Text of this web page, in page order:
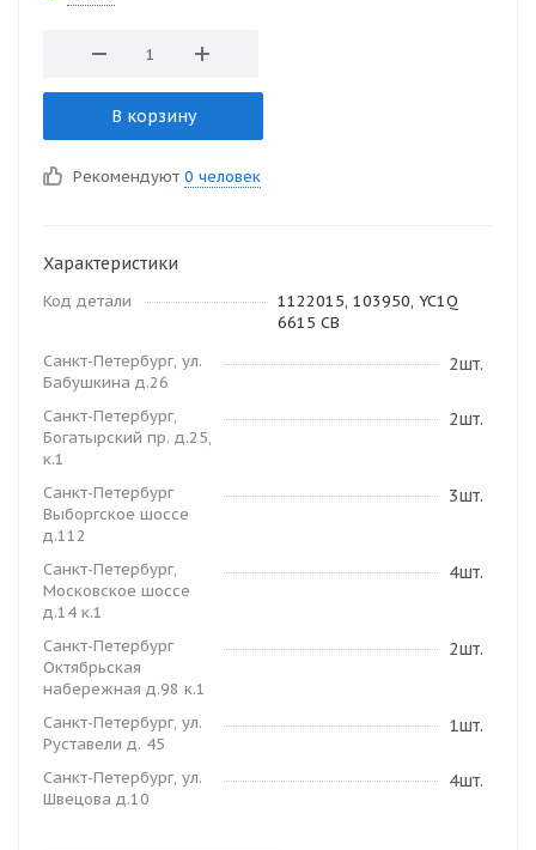
В корзину
Рекомендуют 0 человек
Характеристики
Код детали
1122015, 103950, YC1Q
6615 CB
Санкт-Петербург, ул.
Бабушкина д.26
2шт.
Санкт-Петербург,
Богатырский пр. д.25,
к.1
2шт.
Санкт-Петербург
Выборгское шоссе
д.112
3шт.
Санкт-Петербург,
Московское шоссе
д.14 к.1
4шт.
Санкт-Петербург
Октябрьская
набережная д.98 к.1
2шт.
Санкт-Петербург, ул.
Руставели д. 45
1шт.
Санкт-Петербург, ул.
Швецова д.10
4шт.